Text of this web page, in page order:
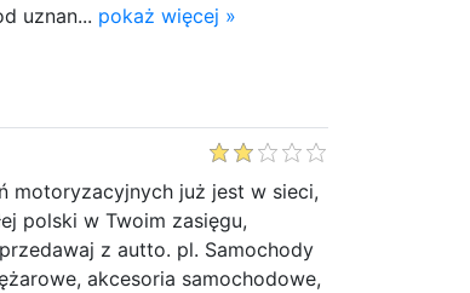
uznan... pokaż więcej »
motoryzacyjnych już jest w sieci,
polski w Twoim zasięgu,
z autto. pl. Samochody
akcesoria samochodowe,